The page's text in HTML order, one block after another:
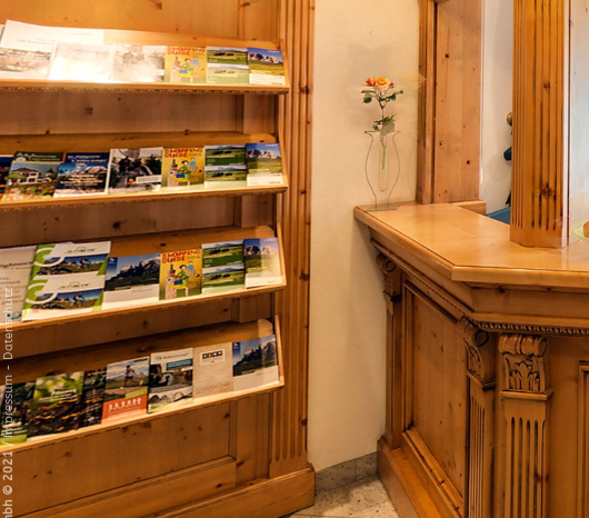
/
Impressum
-
Datenschutz